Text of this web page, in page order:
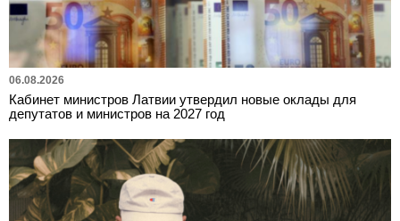
06.08.2026
Кабинет министров Латвии утвердил новые оклады для
депутатов и министров на 2027 год